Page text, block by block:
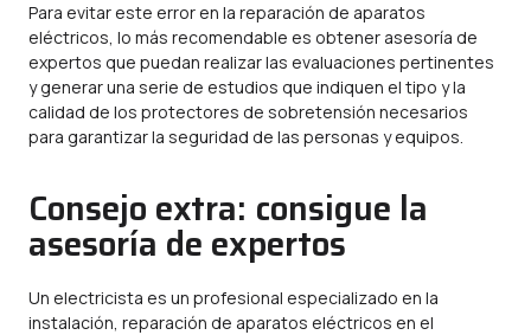
Para evitar este error en la reparación de aparatos
eléctricos, lo más recomendable es obtener asesoría de
expertos que puedan realizar las evaluaciones pertinentes
y generar una serie de estudios que indiquen el tipo y la
calidad de los protectores de sobretensión necesarios
para garantizar la seguridad de las personas y equipos.
Consejo extra: consigue la
asesoría de expertos
Un electricista es un profesional especializado en la
instalación, reparación de aparatos eléctricos en el